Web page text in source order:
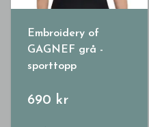
Embroidery of
GAGNEF grå -
sporttopp
690 kr